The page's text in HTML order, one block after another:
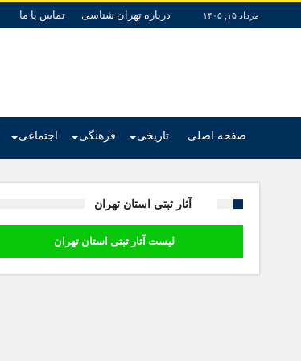
مرداد ۱۵, ۱۴۰۵ درباره تهران شناسی تماس با ما
صفحه اصلی تاریخی فرهنگی اجتماعی
آثار ثبتی استان تهران
لیست آثار ثبتی استان تهران